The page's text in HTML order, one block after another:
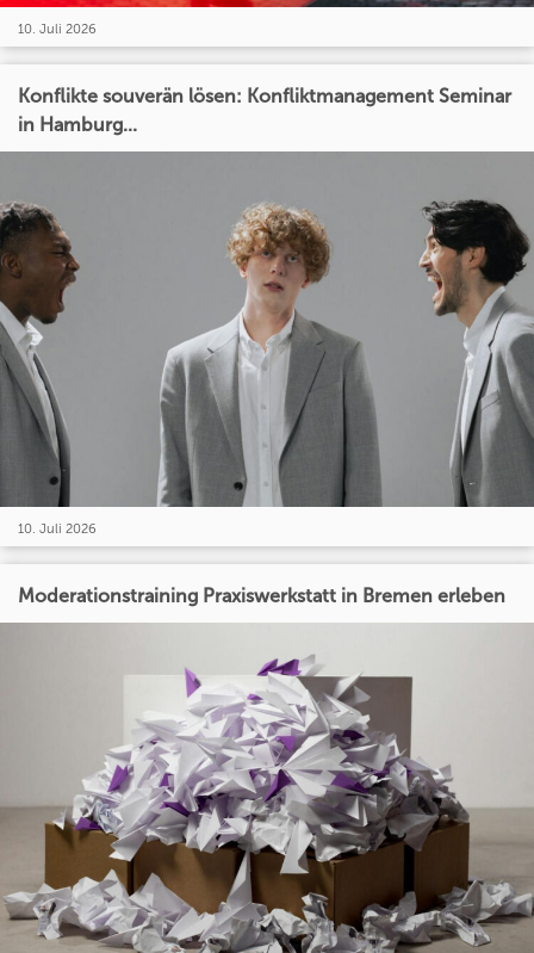
10. Juli 2026
Konflikte souverän lösen: Konfliktmanagement Seminar
in Hamburg...
10. Juli 2026
Moderationstraining Praxiswerkstatt in Bremen erleben